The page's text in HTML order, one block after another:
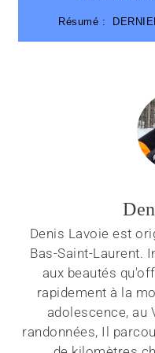
Résumé :
Denis Lavoie est
Bas-Saint-Laurent.
aux beautés
rapidement à la
adolescence, au
randonnées, Il